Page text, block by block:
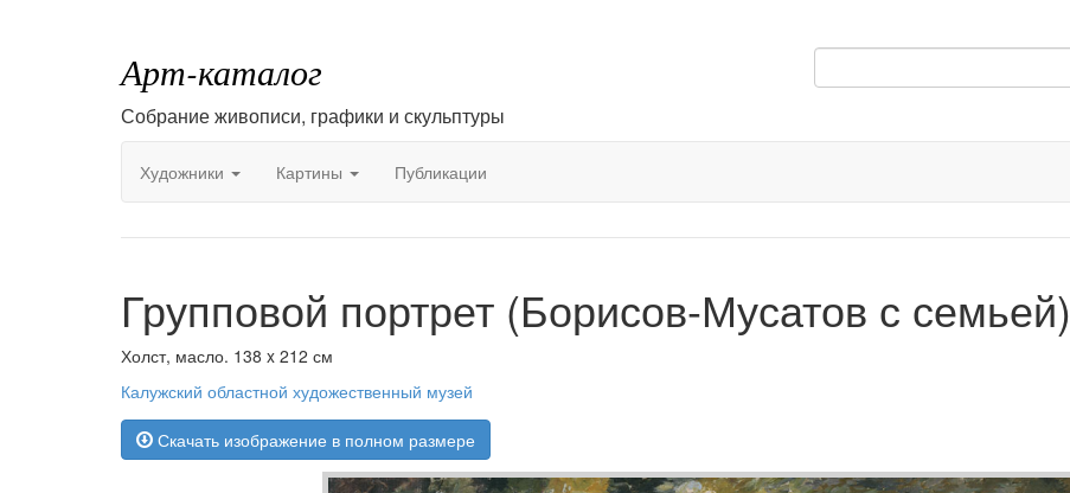
Арт-каталог
Собрание живописи, графики и скульптуры
Художники Картины Публикации
Групповой портрет (Борисов-Мусатов с семьей)
Холст, масло. 138 x 212 см
Калужский областной художественный музей
Скачать изображение в полном размере